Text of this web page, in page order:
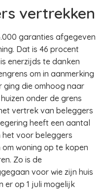
vertrekken
garanties afgegeven
Dat is 46 procent
enerzijds te danken
om in aanmerking
ging die omhoog naar
onder de grens
vertrek van beleggers
heeft een aantal
voor beleggers
woning op te kopen
Zo is de
voor wie zijn huis
er op 1 juli mogelijk